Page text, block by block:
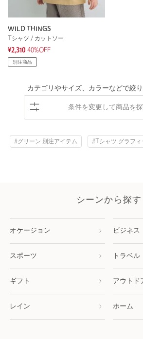
WILD THINGS
Tシャツ / カットソー
¥2,310 40%OFF
別注商品
カテゴリやサイズ、カラーなどで絞
条件を変更して商品を
#グリーン 別注アイテム #Tシャツ グラフィ
シーンから探す
オケージョン ビジネス
スポーツ トラベル
ギフト アウトド
レイン ホーム